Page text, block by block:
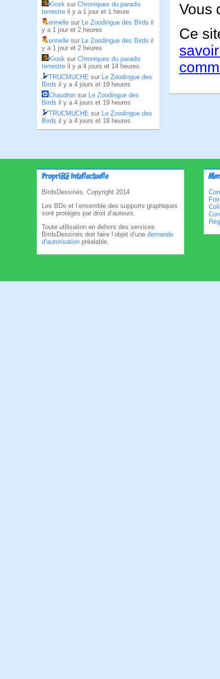
Kiosk sur Chroniques du paradis
terrestre il y a 1 jour et 1 heure
ennelle sur Le Zoodingue des Birds il
y a 1 jour et 2 heures
ennelle sur Le Zoodingue des Birds il
y a 1 jour et 2 heures
Kiosk sur Chroniques du paradis
terrestre il y a 4 jours et 14 heures
TRUCMUCHE sur Le Zoodingue des
Birds il y a 4 jours et 19 heures
Chaudron sur Le Zoodingue des
Birds il y a 4 jours et 19 heures
TRUCMUCHE sur Le Zoodingue des
Birds il y a 4 jours et 19 heures
Vous
Ce
Propriété intellectuelle
BirdsDessinés, Copyright 2014
Les BDs et l’ensemble des supports graphiques
sont protégés par droit d’auteurs.
Toute utilisation en dehors des services
BirdsDessinés doit faire l’objet d’une demande
d’autorisation préalable.